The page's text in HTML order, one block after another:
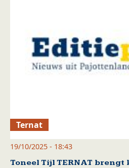
Ternat
19/10/2025 - 18:43
Toneel Tijl TERNAT brengt